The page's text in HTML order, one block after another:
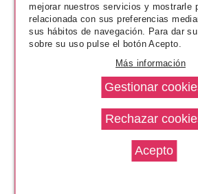
ROSE YOUR VOICE !
Pvr 4.59€
-29%
desde
mejorar nuestros servicios y mostrarle
relacionada con sus preferencias
sus hábitos de navegación. Para dar
sobre su uso pulse el botón Acepto.
Más información